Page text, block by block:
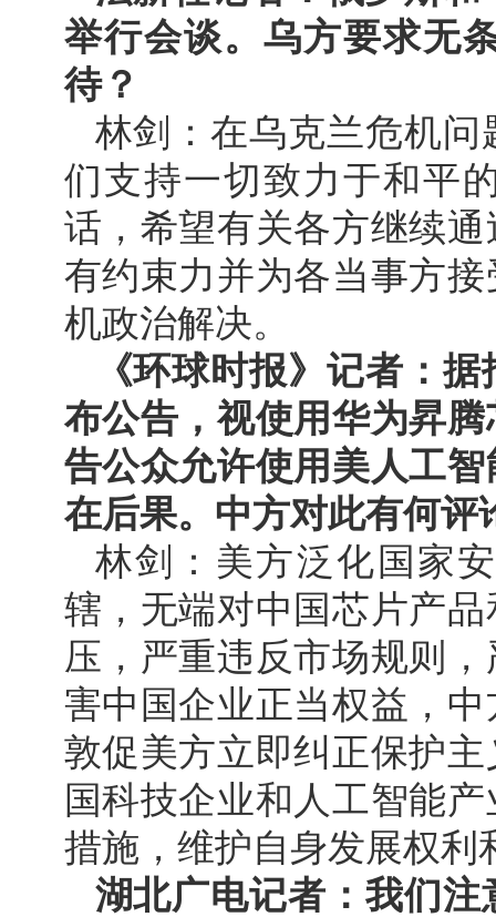
举行会谈。乌方要求无
待？
林剑：在乌克兰危机
们支持一切致力于和平
话，希望有关各方继续
有约束力并为各当事方
机政治解决。
《环球时报》记者：
布公告，视使用华为昇
告公众允许使用美人工
在后果。中方对此有何评
林剑：美方泛化国家
辖，无端对中国芯片产
压，严重违反市场规则
害中国企业正当权益，
敦促美方立即纠正保护
国科技企业和人工智能
措施，维护自身发展权利
湖北广电记者：我们注